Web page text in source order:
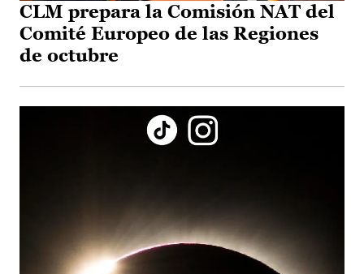
CLM prepara la Comisión NAT del
Comité Europeo de las Regiones
de octubre